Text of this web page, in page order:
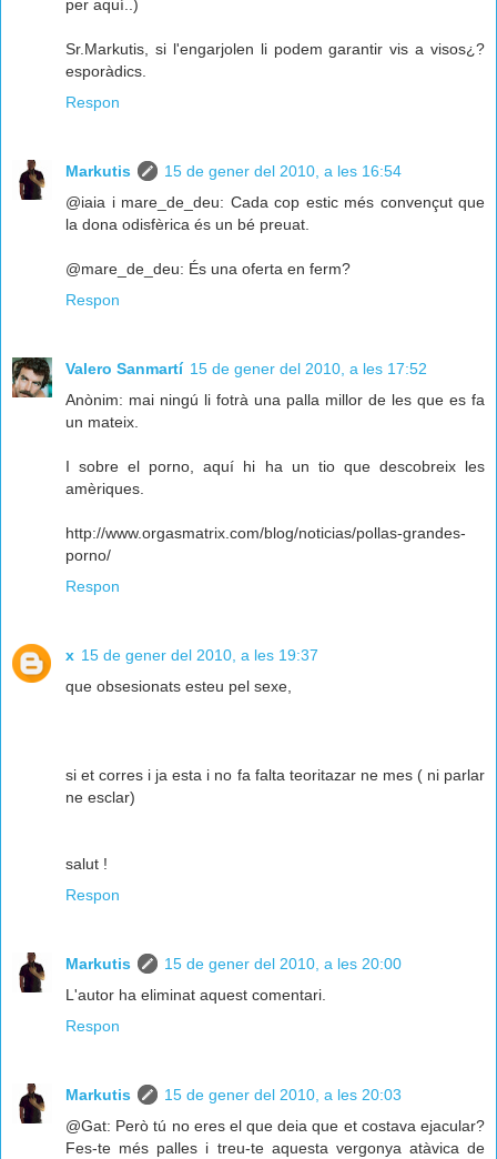
per aquí..)
Sr.Markutis, si l'engarjolen li podem garantir vis a visos¿?
esporàdics.
Respon
Markutis
15 de gener del 2010, a les 16:54
@iaia i mare_de_deu: Cada cop estic més convençut que
la dona odisfèrica és un bé preuat.
@mare_de_deu: És una oferta en ferm?
Respon
Valero Sanmartí 15 de gener del 2010, a les 17:52
Anònim: mai ningú li fotrà una palla millor de les que es fa
un mateix.
I sobre el porno, aquí hi ha un tio que descobreix les
amèriques.
http://www.orgasmatrix.com/blog/noticias/pollas-grandes-
porno/
Respon
x 15 de gener del 2010, a les 19:37
que obsesionats esteu pel sexe,
si et corres i ja esta i no fa falta teoritazar ne mes ( ni parlar
ne esclar)
salut !
Respon
Markutis
15 de gener del 2010, a les 20:00
L'autor ha eliminat aquest comentari.
Respon
Markutis
15 de gener del 2010, a les 20:03
@Gat: Però tú no eres el que deia que et costava ejacular?
Fes-te més palles i treu-te aquesta vergonya atàvica de